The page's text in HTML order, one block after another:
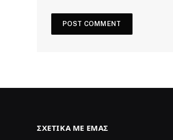
ΣΧΕΤΙΚΆ ΜΕ ΕΜΆΣ